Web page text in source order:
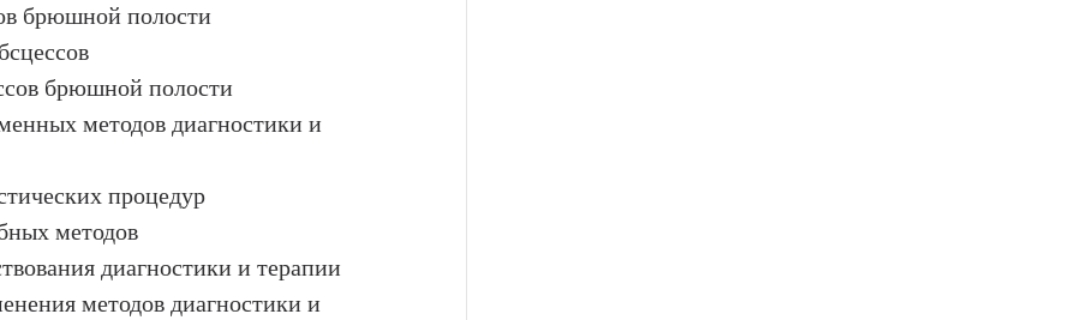
брюшной полости
брюшной полости
методов диагностики и
процедур
методов
диагностики и терапии
методов диагностики и